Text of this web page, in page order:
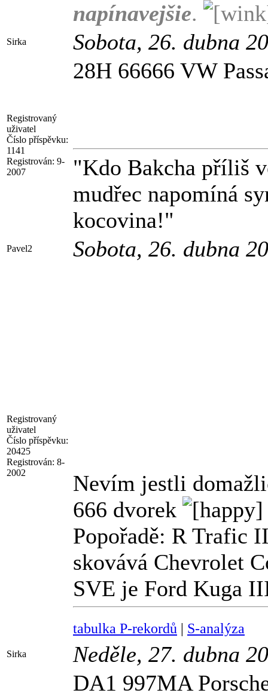
napínavejšie.
Sirka Sobota, 26. dubna
Registrovaný
uživatel
Číslo příspěvku:
1141
Registrován: 9-
2007
28H 66666 VW
"Kdo Bakcha příliš
mudřec napomíná
kocovina!"
Pavel2 Sobota, 26. dubna
Registrovaný
uživatel
Číslo příspěvku:
20425
Registrován: 8-
2002
Nevím jestli
666 dvorek
Popořadě: R Trafic
skovává Chevrolet
SVE je Ford Kuga
tabulka P-rekordů | S-analýza
Sirka
Neděle, 27. dubna
DA1 997MA